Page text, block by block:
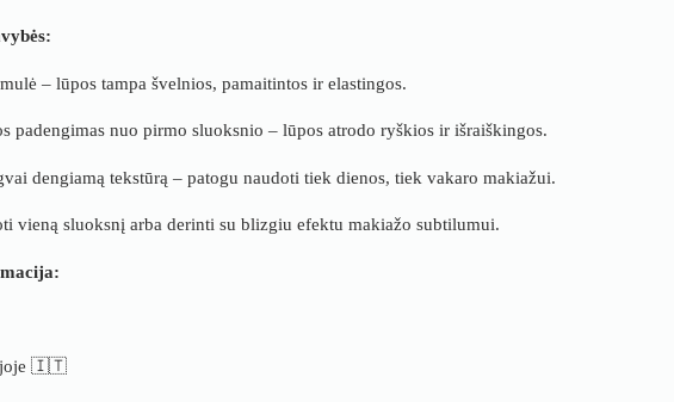
– lūpos tampa švelnios, pamaitintos ir elastingos.
padengimas nuo pirmo sluoksnio – lūpos atrodo ryškios ir išraiškingos.
dengiamą tekstūrą – patogu naudoti tiek dienos, tiek vakaro makiažui.
vieną sluoksnį arba derinti su blizgiu efektu makiažo subtilumui.
🇮🇹